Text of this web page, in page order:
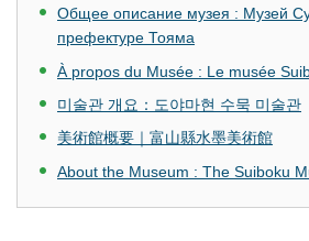
Общее описание музея : Музей
префектуре Тояма
À propos du Musée : Le musée
미술관 개요：도야마현 수묵 미술관
美術館概要｜富山縣水墨美術館
About the Museum : The Suiboku